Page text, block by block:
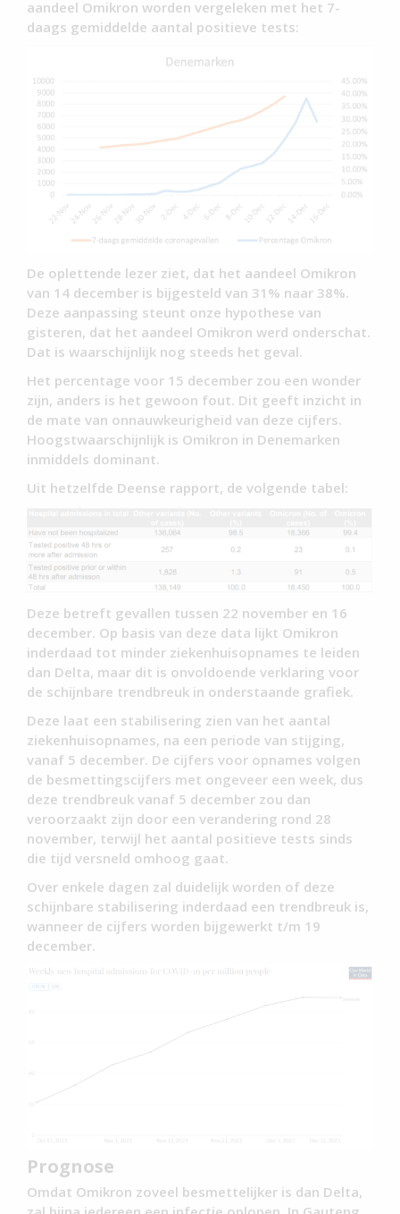
aandeel Omikron worden vergeleken met het 7-
daags gemiddelde aantal positieve tests:
De oplettende lezer ziet, dat het aandeel Omikron
van 14 december is bijgesteld van 31% naar 38%.
Deze aanpassing steunt onze hypothese van
gisteren, dat het aandeel Omikron werd onderschat.
Dat is waarschijnlijk nog steeds het geval.
Het percentage voor 15 december zou een wonder
zijn, anders is het gewoon fout. Dit geeft inzicht in
de mate van onnauwkeurigheid van deze cijfers.
Hoogstwaarschijnlijk is Omikron in Denemarken
inmiddels dominant.
Uit hetzelfde Deense rapport, de volgende tabel:
Deze betreft gevallen tussen 22 november en 16
december. Op basis van deze data lijkt Omikron
inderdaad tot minder ziekenhuisopnames te leiden
dan Delta, maar dit is onvoldoende verklaring voor
de schijnbare trendbreuk in onderstaande grafiek.
Deze laat een stabilisering zien van het aantal
ziekenhuisopnames, na een periode van stijging,
vanaf 5 december. De cijfers voor opnames volgen
de besmettingscijfers met ongeveer een week, dus
deze trendbreuk vanaf 5 december zou dan
veroorzaakt zijn door een verandering rond 28
november, terwijl het aantal positieve tests sinds
die tijd versneld omhoog gaat.
Over enkele dagen zal duidelijk worden of deze
schijnbare stabilisering inderdaad een trendbreuk is,
wanneer de cijfers worden bijgewerkt t/m 19
december.
Prognose
Omdat Omikron zoveel besmettelijker is dan Delta,